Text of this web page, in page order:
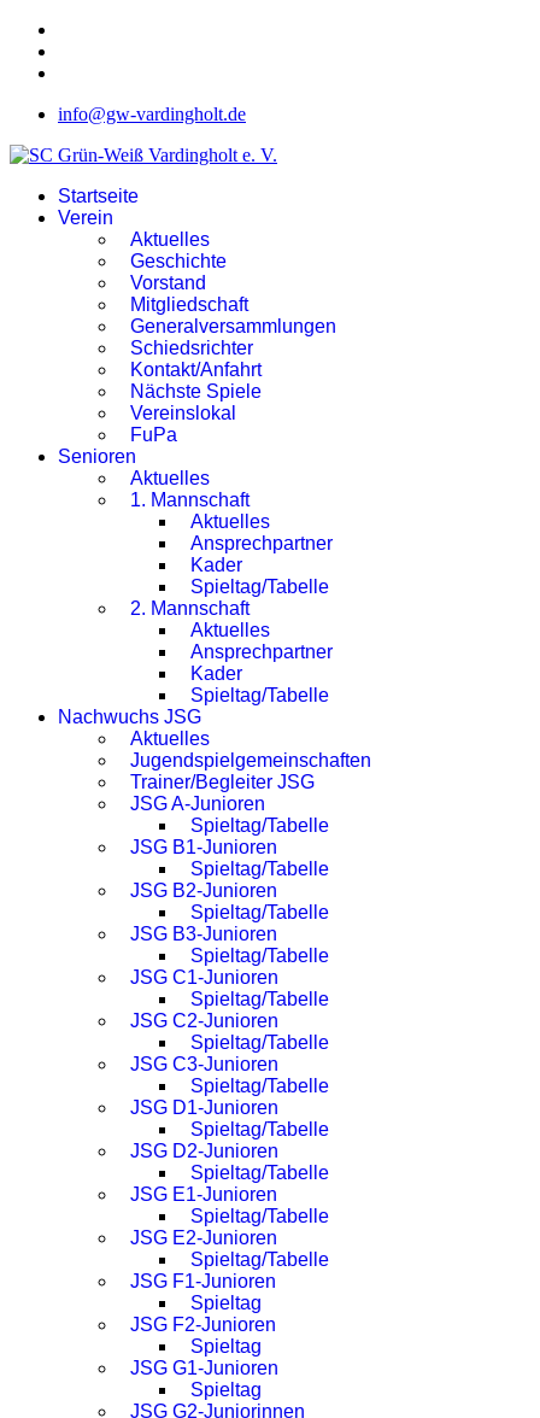
info@gw-vardingholt.de
Startseite
Verein
Aktuelles
Geschichte
Vorstand
Mitgliedschaft
Generalversammlungen
Schiedsrichter
Kontakt/Anfahrt
Nächste Spiele
Vereinslokal
FuPa
Senioren
Aktuelles
1. Mannschaft
Aktuelles
Ansprechpartner
Kader
Spieltag/Tabelle
2. Mannschaft
Aktuelles
Ansprechpartner
Kader
Spieltag/Tabelle
Nachwuchs JSG
Aktuelles
Jugendspielgemeinschaften
Trainer/Begleiter JSG
JSG A-Junioren
Spieltag/Tabelle
JSG B1-Junioren
Spieltag/Tabelle
JSG B2-Junioren
Spieltag/Tabelle
JSG B3-Junioren
Spieltag/Tabelle
JSG C1-Junioren
Spieltag/Tabelle
JSG C2-Junioren
Spieltag/Tabelle
JSG C3-Junioren
Spieltag/Tabelle
JSG D1-Junioren
Spieltag/Tabelle
JSG D2-Junioren
Spieltag/Tabelle
JSG E1-Junioren
Spieltag/Tabelle
JSG E2-Junioren
Spieltag/Tabelle
JSG F1-Junioren
Spieltag
JSG F2-Junioren
Spieltag
JSG G1-Junioren
Spieltag
JSG G2-Juniorinnen